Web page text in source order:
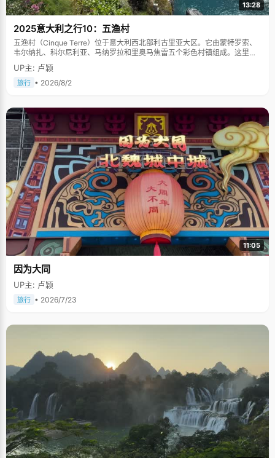
13:28
2025意大利之行10：五渔村
五渔村（Cinque Terre）位于意大利西北部利古里亚大区。它由蒙特罗索、
韦尔纳扎、科尔尼利亚、马纳罗拉和里奥马焦雷五个彩色村镇组成。这里依
山傍海，房屋色彩斑斓，1997年被列为世界文化遗产。
UP主: 卢颖
旅行 • 2026/8/2
11:05
因为大同
UP主: 卢颖
旅行 • 2026/7/23